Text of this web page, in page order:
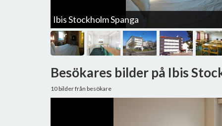
Ibis Stockholm Spanga
Besökares bilder på Ibis
10 bilder från besökare